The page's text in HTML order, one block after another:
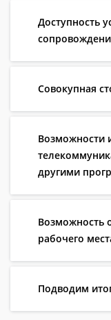
Доступность
Совокупная
Возможности
другими
Возможность
рабочего
Подводим